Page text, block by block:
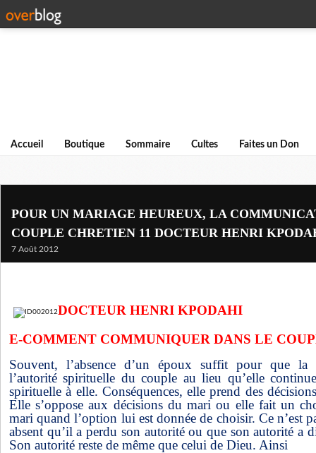
Accueil Boutique Sommaire Cultes Faites un Don
POUR UN MARIAGE HEUREUX, LA
COUPLE CHRETIEN 11 DOCTEUR HENRI
7 Août 2012
DOCTEUR HENRI KPODAHI
E-COMMENT COMMUNIQUER DANS LE
Souvent, l’absence d’un époux suffit pour que la
l’autorité spirituelle du couple au lieu qu’elle
spirituelle à elle. Conséquences, elle prend des
Elle s’oppose aux décisions du mari ou elle fait un
mari quand l’option lui est donnée de choisir. Ce n’est
absent qu’il a perdu son autorité ou que son autorité a
Son autorité reste de même que celui de Dieu. Ainsi